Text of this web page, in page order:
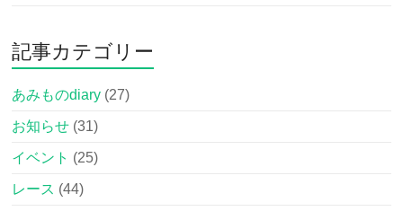
記事カテゴリー
あみものdiary (27)
お知らせ (31)
イベント (25)
レース (44)